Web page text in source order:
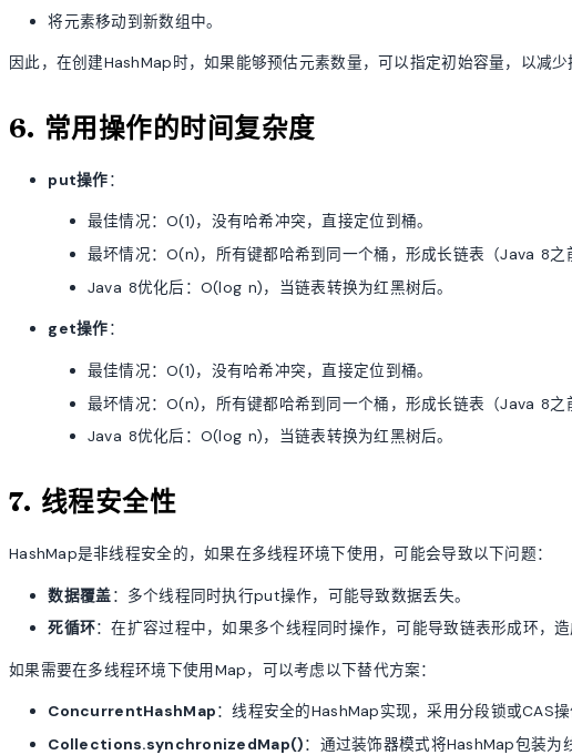
将元素移动到新数组中。
因此，在创建HashMap时，如果能够预估元素数量，可以指定初始容量，以减少
6. 常用操作的时间复杂度
put操作：
最佳情况：O(1)，没有哈希冲突，直接定位到桶。
最坏情况：O(n)，所有键都哈希到同一个桶，形成长链表（Java 8之
Java 8优化后：O(log n)，当链表转换为红黑树后。
get操作：
最佳情况：O(1)，没有哈希冲突，直接定位到桶。
最坏情况：O(n)，所有键都哈希到同一个桶，形成长链表（Java 8之
Java 8优化后：O(log n)，当链表转换为红黑树后。
7. 线程安全性
HashMap是非线程安全的，如果在多线程环境下使用，可能会导致以下问题：
数据覆盖：多个线程同时执行put操作，可能导致数据丢失。
死循环：在扩容过程中，如果多个线程同时操作，可能导致链表形成环，
如果需要在多线程环境下使用Map，可以考虑以下替代方案：
ConcurrentHashMap：线程安全的HashMap实现，采用分段锁或CAS操
Collections.synchronizedMap()：通过装饰器模式将HashMap包装为